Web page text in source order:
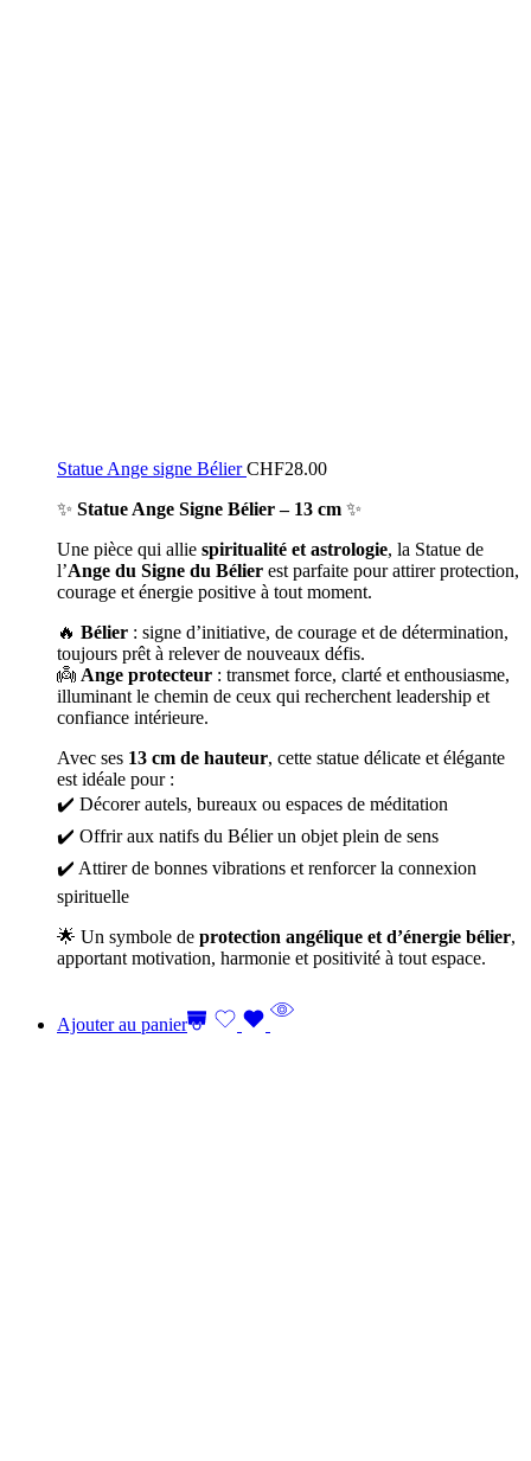
Statue Ange signe BélierCHF28.00
✨ Statue Ange Signe Bélier – 13 cm ✨
Une pièce qui allie spiritualité et astrologie, la Statue de
l’Ange du Signe du Bélier est parfaite pour attirer protection,
courage et énergie positive à tout moment.
🔥 Bélier : signe d’initiative, de courage et de détermination,
toujours prêt à relever de nouveaux défis.
👼 Ange protecteur : transmet force, clarté et enthousiasme,
illuminant le chemin de ceux qui recherchent leadership et
confiance intérieure.
Avec ses 13 cm de hauteur, cette statue délicate et élégante
est idéale pour :
✔️ Décorer autels, bureaux ou espaces de méditation
✔️ Offrir aux natifs du Bélier un objet plein de sens
✔️ Attirer de bonnes vibrations et renforcer la connexion
spirituelle
🌟 Un symbole de protection angélique et d’énergie bélier,
apportant motivation, harmonie et positivité à tout espace.
Ajouter au panier